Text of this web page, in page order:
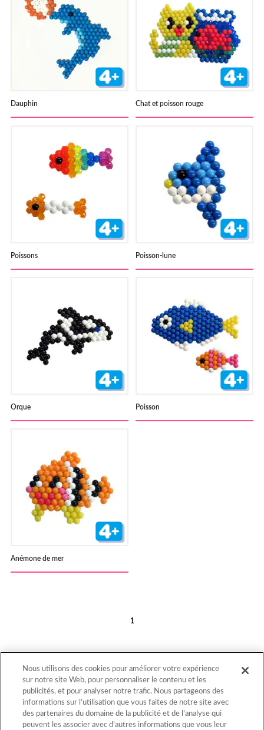
Dauphin Chat et poisson rouge
Poissons Poisson-lune
Orque Poisson
Anémone de mer
1
Retour au début
Nous utilisons des cookies pour améliorer votre expérience
sur notre site Web, pour personnaliser le contenu et les
publicités, et pour analyser notre trafic. Nous partageons des
informations sur l’utilisation que vous faites de notre site avec
des partenaires du domaine de la publicité et de l’analyse qui
peuvent les associer avec d'autres informations que vous leur